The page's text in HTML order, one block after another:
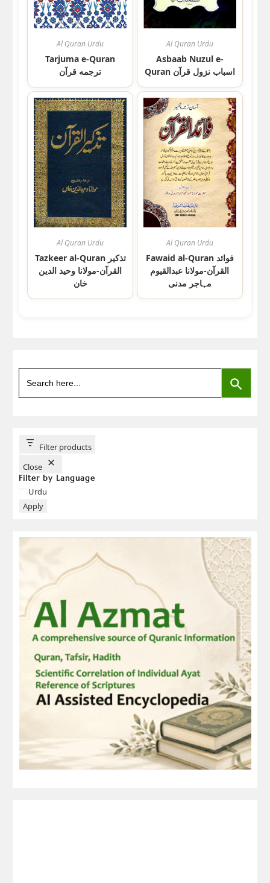
Al Quran Urdu
Tarjuma e-Quran
ترجمه قرآن
Al Quran Urdu
Asbaab Nuzul e-
Quran اسباب نزول قرآن
Al Quran Urdu
Tazkeer al-Quran تذکیر
القرآن-مولانا وحید الدین
خان
Al Quran Urdu
Fawaid al-Quran فوائد
القرآن-مولانا عبدالقیوم
مہاجر مدنی
Search
for:
SEARCH BUTTON
Filter products
Close
Filter by Language
Language
Urdu
Apply